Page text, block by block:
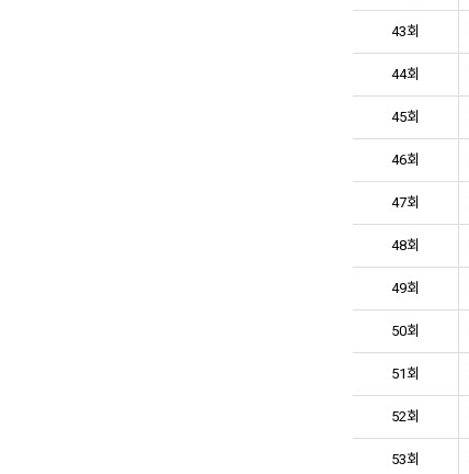
43회
44회
45회
46회
47회
48회
49회
50회
51회
52회
53회